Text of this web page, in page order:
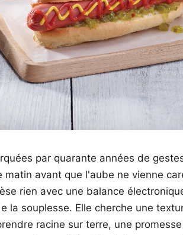
par quarante années de
matin avant que l'aube ne vienne
rien avec une balance
la souplesse. Elle cherche une
racine sur terre, une